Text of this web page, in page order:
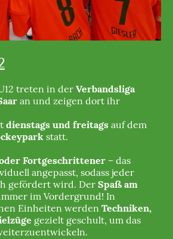
treten in der Verbandsliga
an und zeigen dort ihr
dienstags und freitags auf dem
statt.
Fortgeschrittener – das
angepasst, sodass jeder
gefördert wird. Der Spaß am
im Vordergrund! In
Einheiten werden Techniken,
gezielt geschult, um das